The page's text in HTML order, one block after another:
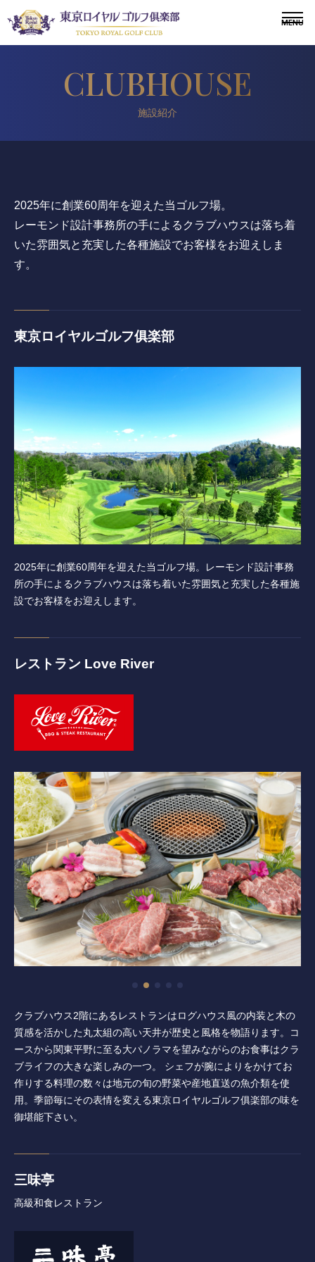
〒243-0308 神奈川県愛甲郡愛川町三増1764-4
ニュース
ドレスコードについて
コース紹介
歴史
新規会員権について
アクセス
提携ゴルフ場
三味亭
プライバシーポリシー
〒243-0308 神奈川県愛甲郡愛川町三増1764-1
TEL.046-281-4122
ニュース
イベント
利用案内・料金
レッスン
施設紹介
アクセス
施設紹介
2025年に創業60周年を迎えた当ゴルフ場。
レーモンド設計事務所の手によるクラブハウスは落ち着
いた雰囲気と 充実した各種施設でお客様をお迎えしま
す。
東京ロイヤルゴルフ俱楽部
2025年に創業60周年を迎えた当ゴルフ場。レーモンド設計事務
所の手によるクラブハウスは落ち着いた雰囲気と充実した各種施
設でお客様をお迎えします。
レストラン Love River
クラブハウス2階にあるレストランはログハウス風の内装と木の
質感を活かした丸太組の高い天井が歴史と風格を物語ります。コ
ースから関東平野に至る大パノラマを望みながらのお食事はクラ
ブライフの大きな楽しみの一つ。 シェフが腕によりをかけてお
作りする料理の数々は地元の旬の野菜や産地直送の魚介類を使
用。季節毎にその表情を変える東京ロイヤルゴルフ俱楽部の味を
御堪能下さい。
三味亭
高級和食レストラン